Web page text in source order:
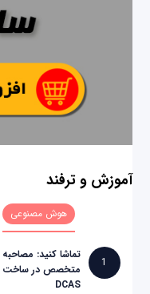
آموزش و ترفند
هوش مصنوعی
1
تماشا کنید:
متخصص در ساخت و
DCAS